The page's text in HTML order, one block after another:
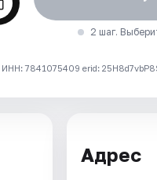
2 шаг.
7841075409 erid:
Адрес